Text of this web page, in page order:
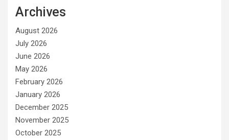
Archives
August 2026
July 2026
June 2026
May 2026
February 2026
January 2026
December 2025
November 2025
October 2025